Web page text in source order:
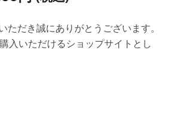
ただき誠にありがとうございます。
入いただけるショップサイトとし